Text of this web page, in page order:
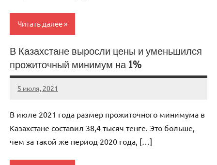
Читать далее
Мэтр
В Казахстане выросли цены и уменьшился
прожиточный минимум на 1%
5 июля, 2021
KurnosovVIT
Нет
В июле 2021 года размер прожиточного минимума в
Казахстане составил 38,4 тысяч тенге. Это больше,
чем за такой же период 2020 года, […]